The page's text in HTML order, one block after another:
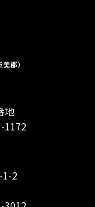
郡）
地
1172
1-2